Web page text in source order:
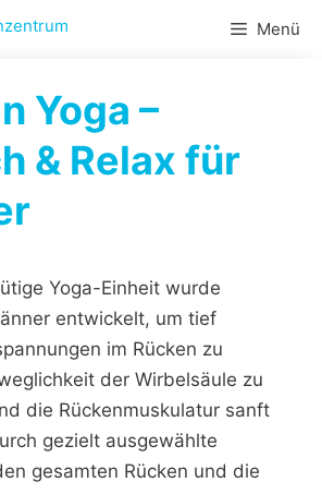
Menü
Yoga –
& Relax für
Yoga-Einheit wurde
entwickelt, um tief
im Rücken zu
der Wirbelsäule zu
die Rückenmuskulatur sanft
gezielt ausgewählte
gesamten Rücken und die